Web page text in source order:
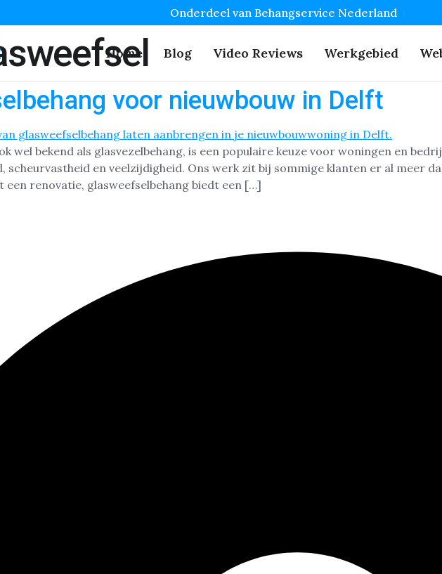
Onderdeel van Behangservice Nederland
Home Blog Video Reviews Werkgebied
voor nieuwbouw in Delft
wel bekend als glasvezelbehang, is een populaire keuze voor woningen en
scheurvastheid en veelzijdigheid. Ons werk zit bij sommige klanten er al meer
een renovatie, glasweefselbehang biedt een […]